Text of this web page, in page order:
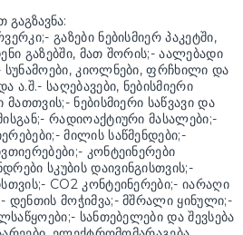
გაზები ნებისმიერ პაკეტში,
გაზებში, მათ შორის;- აალებადი
კიოლნები, ფრჩხილი და
ა.შ.- საღებავები, ნებისმიერი
ნებისმიერი საწვავი და
რადიოაქტიური მასალები;-
მილის საწმენდები;-
კონტეინერები
სკუბის დაივინგისთვის;-
CO2 კონტეინერები;- იარაღი
მოჭიმვა;- მშრალი ყინული;-
სანთებელები და შევსება